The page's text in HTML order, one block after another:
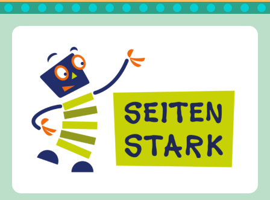
Frieden Fragen
frieden-fragen.de ist ein Internet-Angebot für
Kinder, Eltern und ErzieherInnen das zu
Fragen von Krieg und Frieden, Streit und
Gewalt informiert und einen Austausch zu
diesem Themenbereich ermöglicht. frieden-
fragen.de bietet Antworten auf wichtige
und Frieden, Streit und Gewalt.